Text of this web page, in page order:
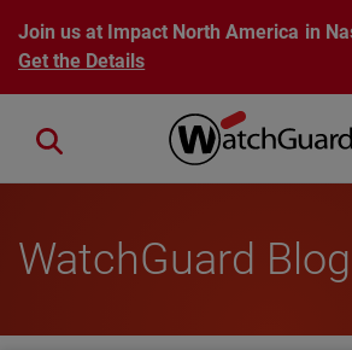
Skip to main content
Join us at Impact North America in
Get the Details
Close search
WatchGuard Blog